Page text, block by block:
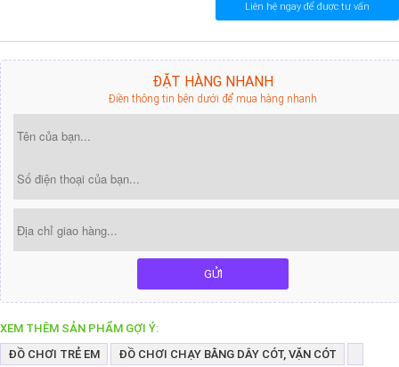
Liên hệ ngay để được tư vấn
ĐẶT HÀNG NHANH
Điền thông tin bên dưới để mua hàng nhanh
GỬI
XEM THÊM SẢN PHẨM GỢI Ý:
ĐỒ CHƠI TRẺ EM
ĐỒ CHƠI CHẠY BẰNG DÂY CÓT, VẶN CÓT